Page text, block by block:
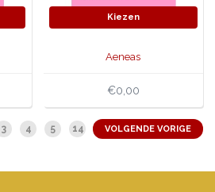
Kiezen
Aeneas
€0,00
3 4 5 14 VOLGENDE VORIGE